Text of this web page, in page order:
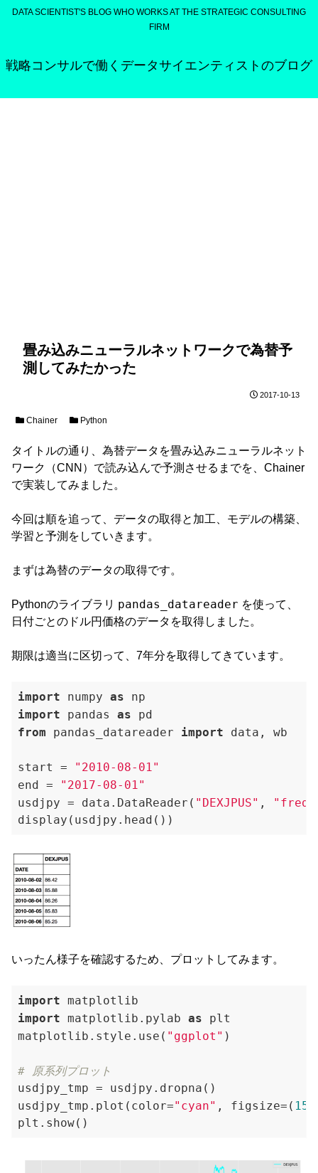
DATA SCIENTIST'S BLOG WHO WORKS AT THE STRATEGIC CONSULTING
FIRM
戦略コンサルで働くデータサイエンティストのブログ
畳み込みニューラルネットワークで為替予
測してみたかった
2017-10-13
Chainer Python
タイトルの通り、為替データを畳み込みニューラルネット
ワーク（CNN）で読み込んで予測させるまでを、Chainer
で実装してみました。
今回は順を追って、データの取得と加工、モデルの構築、
学習と予測をしていきます。
まずは為替のデータの取得です。
Pythonのライブラリ pandas_datareader を使って、
日付ごとのドル円価格のデータを取得しました。
期限は適当に区切って、7年分を取得してきています。
import numpy as
import pandas as
from pandas_datareader import data, wb
start =
"2010-08-01"
end =
"2017-08-01"
usdjpy = data.DataReader( "DEXJPUS" , "fred"
いったん様子を確認するため、プロットしてみます。
import
import matplotlib.pylab as plt
matplotlib.style.use( "ggplot" )
# 原系列プロット
usdjpy_tmp = usdjpy.dropna()
usdjpy_tmp.plot(color="cyan" , figsize=( 15